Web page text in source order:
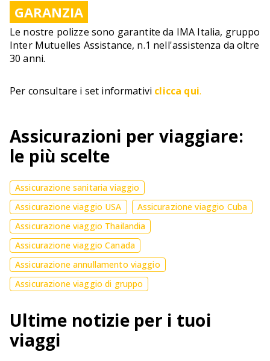
GARANZIA
Le nostre polizze sono garantite da IMA Italia, gruppo
Inter Mutuelles Assistance, n.1 nell'assistenza da oltre
30 anni.
Per consultare i set informativi clicca qui.
Assicurazioni per viaggiare:
le più scelte
Assicurazione sanitaria viaggio
Assicurazione viaggio USA
Assicurazione viaggio Cuba
Assicurazione viaggio Thailandia
Assicurazione viaggio Canada
Assicurazione annullamento viaggio
Assicurazione viaggio di gruppo
Ultime notizie per i tuoi
viaggi